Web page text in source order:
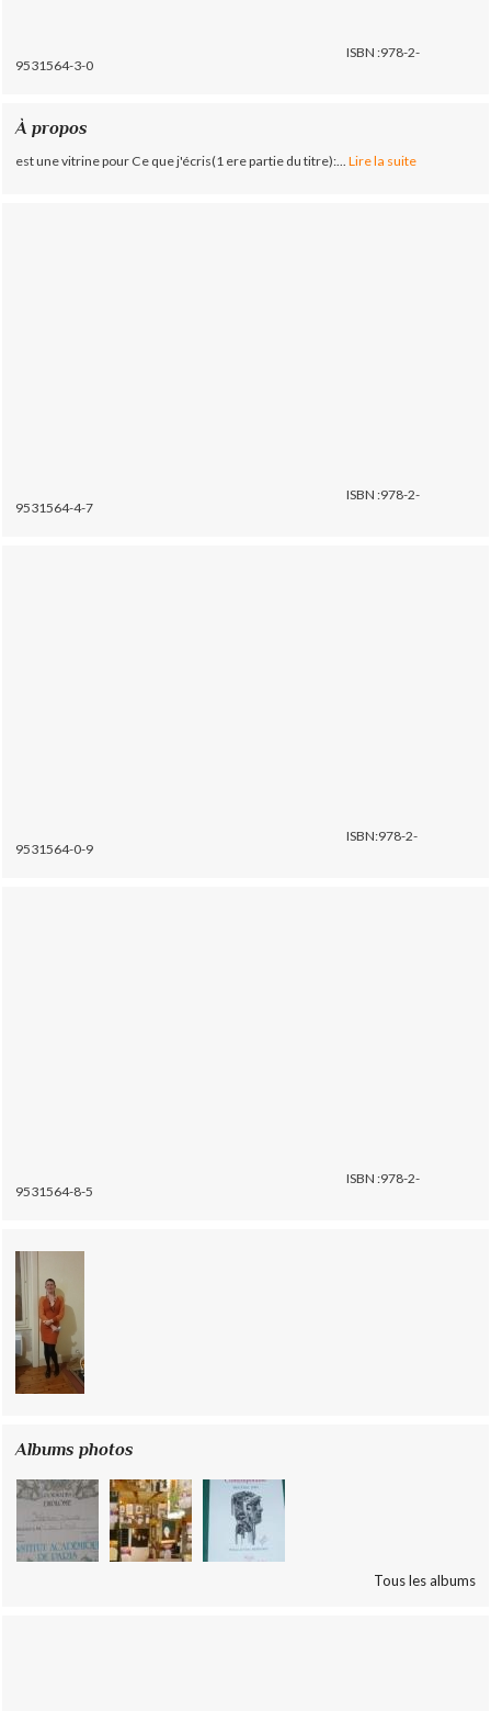
ISBN :978-2-
9531564-3-0
À propos
est une vitrine pour Ce que j'écris(1 ere partie du titre):... Lire la suite
ISBN :978-2-
9531564-4-7
ISBN:978-2-
9531564-0-9
ISBN :978-2-
9531564-8-5
Albums photos
Tous les albums